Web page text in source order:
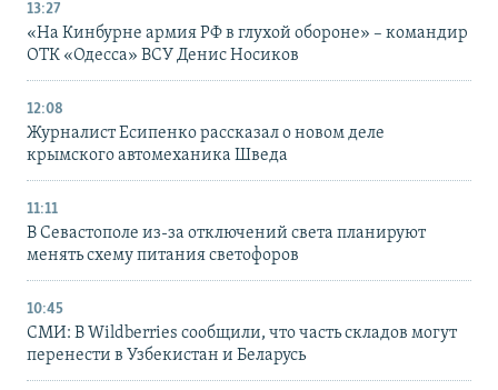
13:27
«На Кинбурне армия РФ в глухой обороне» – командир
ОТК «Одесса» ВСУ Денис Носиков
12:08
Журналист Есипенко рассказал о новом деле
крымского автомеханика Шведа
11:11
В Севастополе из-за отключений света планируют
менять схему питания светофоров
10:45
СМИ: В Wildberries сообщили, что часть складов могут
перенести в Узбекистан и Беларусь